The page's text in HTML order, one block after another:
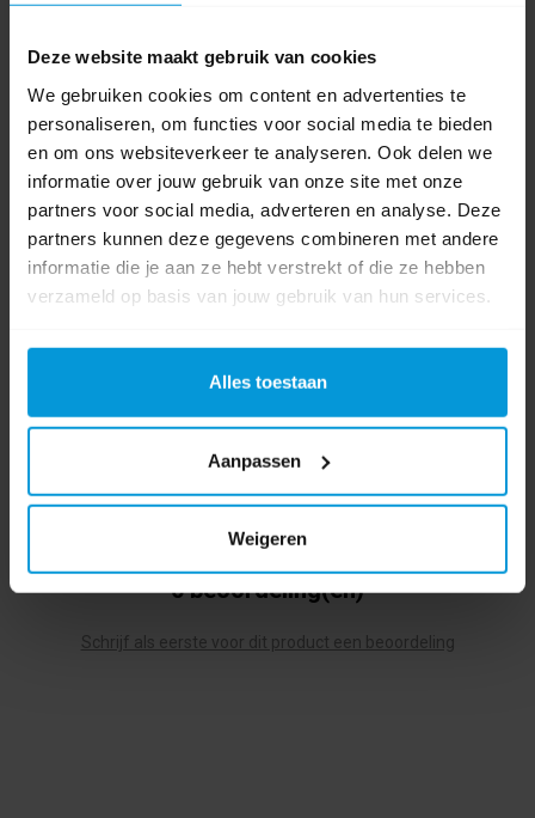
Deze website maakt gebruik van cookies
We gebruiken cookies om content en advertenties te
personaliseren, om functies voor social media te bieden
en om ons websiteverkeer te analyseren. Ook delen we
informatie over jouw gebruik van onze site met onze
partners voor social media, adverteren en analyse. Deze
partners kunnen deze gegevens combineren met andere
informatie die je aan ze hebt verstrekt of die ze hebben
verzameld op basis van jouw gebruik van hun services.
Alles toestaan
Aanpassen
Weigeren
Zeepdispenser (48), Sensor (6), sf2 (10), hyginity (42)
333433 (2)
Video's
0 beoordeling(en)
Schrijf als eerste voor dit product een beoordeling